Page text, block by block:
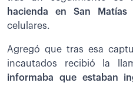
hacienda en San Matías
celulares.
Agregó que tras esa
incautados recibió la
informaba que estaban